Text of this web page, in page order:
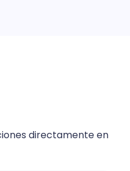
directamente en